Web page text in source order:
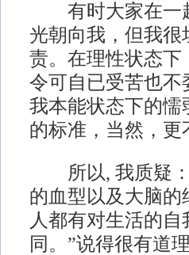
有时大家在一起
光朝向我，但我
责。在理性状态下
令可自已受苦也不
我本能状态下的懦
的标准，当然，
所以, 我质疑：
的血型以及大脑的
人都有对生活的
同。”说得很有道